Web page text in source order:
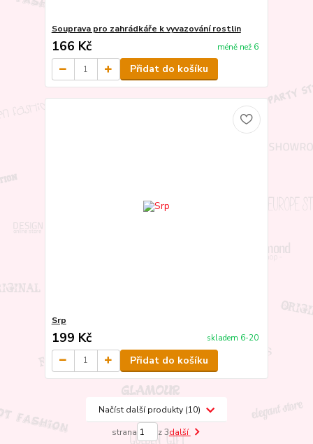
Souprava pro zahrádkáře k vyvazování rostlin
166 Kč méně než 6
Přidat do košíku
Srp
199 Kč skladem 6-20
Přidat do košíku
Načíst další produkty (10)
strana z 3další